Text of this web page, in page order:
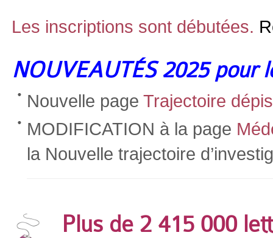
Les inscriptions sont débutées.
NOUVEAUTÉS 2025 pour
Nouvelle page Trajectoire
MODIFICATION à la page
la Nouvelle trajectoire
Plus de 2 415 000